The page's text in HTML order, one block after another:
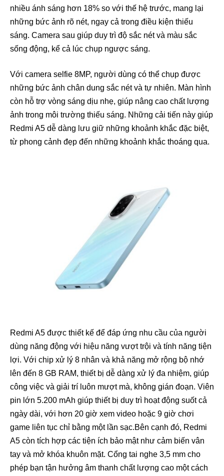
nhiều ánh sáng hơn 18% so với thế hệ trước, mang lại
những bức ảnh rõ nét, ngay cả trong điều kiện thiếu
sáng. Camera sau giúp duy trì độ sắc nét và màu sắc
sống động, kể cả lúc chụp ngược sáng.
Với camera selfie 8MP, người dùng có thể chụp được
những bức ảnh chân dung sắc nét và tự nhiên. Màn hình
còn hỗ trợ vòng sáng dịu nhẹ, giúp nâng cao chất lượng
ảnh trong môi trường thiếu sáng. Những cải tiến này giúp
Redmi A5 dễ dàng lưu giữ những khoảnh khắc đặc biệt,
từ phong cảnh đẹp đến những khoảnh khắc thoáng qua.
Redmi A5 được thiết kế để đáp ứng nhu cầu của người
dùng năng động với hiệu năng vượt trội và tính năng tiện
lợi. Với chip xử lý 8 nhân và khả năng mở rộng bộ nhớ
lên đến 8 GB RAM, thiết bị dễ dàng xử lý đa nhiệm, giúp
công việc và giải trí luôn mượt mà, không gián đoạn. Viên
pin lớn 5.200 mAh giúp thiết bị duy trì hoạt động suốt cả
ngày dài, với hơn 20 giờ xem video hoặc 9 giờ chơi
game liên tục chỉ bằng một lần sạc.Bên cạnh đó, Redmi
A5 còn tích hợp các tiện ích bảo mật như cảm biến vân
tay và mở khóa khuôn mặt. Cổng tai nghe 3,5 mm cho
phép bạn tận hưởng âm thanh chất lượng cao một cách